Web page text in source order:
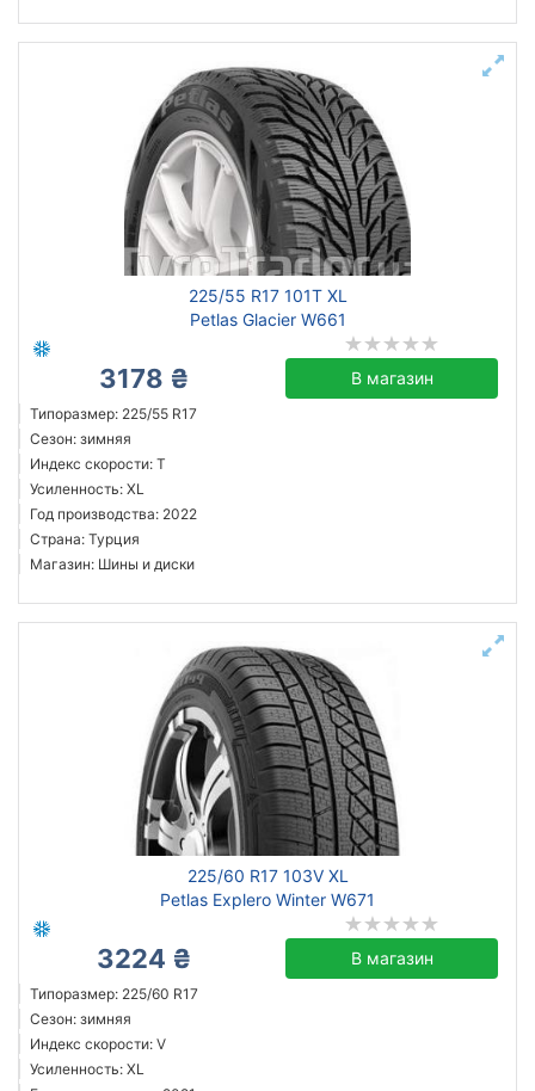
225/55 R17 101T XL
Petlas Glacier W661
3178 ₴ В магазин
Типоразмер: 225/55 R17
Сезон: зимняя
Индекс скорости: T
Усиленность: XL
Год производства: 2022
Страна: Турция
Магазин: Шины и диски
225/60 R17 103V XL
Petlas Explero Winter W671
3224 ₴ В магазин
Типоразмер: 225/60 R17
Сезон: зимняя
Индекс скорости: V
Усиленность: XL